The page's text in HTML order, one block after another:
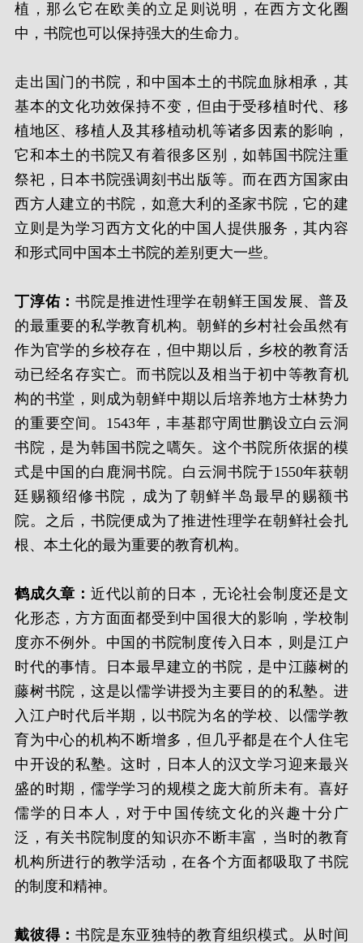
植，那么它在欧美的立足则说明，在西方文化圈
中，书院也可以保持强大的生命力。
走出国门的书院，和中国本土的书院血脉相承，其
基本的文化功效保持不变，但由于受移植时代、移
植地区、移植人及其移植动机等诸多因素的影响，
它和本土的书院又有着很多区别，如韩国书院注重
祭祀，日本书院强调刻书出版等。而在西方国家由
西方人建立的书院，如意大利的圣家书院，它的建
立则是为学习西方文化的中国人提供服务，其内容
和形式同中国本土书院的差别更大一些。
丁淳佑：书院是推进性理学在朝鲜王国发展、普及
的最重要的私学教育机构。朝鲜的乡村社会虽然有
作为官学的乡校存在，但中期以后，乡校的教育活
动已经名存实亡。而书院以及相当于初中等教育机
构的书堂，则成为朝鲜中期以后培养地方士林势力
的重要空间。1543年，丰基郡守周世鹏设立白云洞
书院，是为韩国书院之嚆矢。这个书院所依据的模
式是中国的白鹿洞书院。白云洞书院于1550年获朝
廷赐额绍修书院，成为了朝鲜半岛最早的赐额书
院。之后，书院便成为了推进性理学在朝鲜社会扎
根、本土化的最为重要的教育机构。
鹤成久章： 近代以前的日本，无论社会制度还是文
化形态，方方面面都受到中国很大的影响，学校制
度亦不例外。中国的书院制度传入日本，则是江户
时代的事情。日本最早建立的书院，是中江藤树的
藤树书院，这是以儒学讲授为主要目的的私塾。进
入江户时代后半期，以书院为名的学校、以儒学教
育为中心的机构不断增多，但几乎都是在个人住宅
中开设的私塾。这时，日本人的汉文学习迎来最兴
盛的时期，儒学学习的规模之庞大前所未有。喜好
儒学的日本人，对于中国传统文化的兴趣十分广
泛，有关书院制度的知识亦不断丰富，当时的教育
机构所进行的教学活动，在各个方面都吸取了书院
的制度和精神。
戴彼得：书院是东亚独特的教育组织模式。从时间